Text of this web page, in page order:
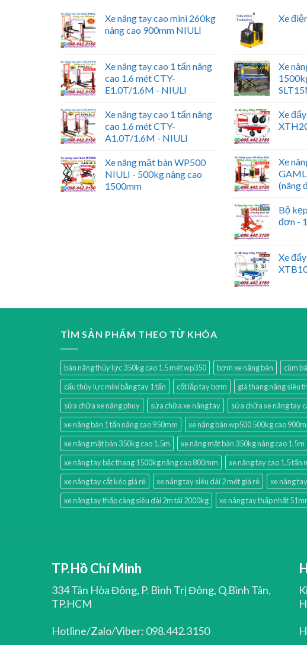
Xe nâng tay cao mini 260kg
nâng cao 900mm NIULI
Xe nâng tay cao 1 tấn nâng
cao 1.6 mét CTY-
E1.0T/1.6M - NIULI
Xe nâng tay cao 1 tấn nâng
cao 1.6 mét CTY-
A1.0T/1.6M - NIULI
Xe nâng mặt bàn WP500
NIULI - 500kg nâng cao
1500mm
Xe
Xe
Xe
Xe
(nâng
Bộ
đơn -
Xe
TÌM SẢN PHẨM THEO TỪ KHÓA
bàn nâng thủy lực 350kg cao 1.5 mét wp350 bơm xe nâng bàn cùm
cẩu thủy lực mini bằng tay 1 tấn
cốt lắp tay bơm giá thang nâng siêu
sửa chữa xe nâng phuy
sửa chữa xe nâng tay sửa chữa xe nâng tay
xe nâng bàn 1 tấn nâng cao 950mm
xe nâng bàn wp500 500kg cao
xe nâng mặt bàn 350kg cao 1.5m
xe nâng mặt bàn 350kg nâng cao 1.5m
xe nâng tay bậc thang 1500kg nâng cao 800mm
xe nâng tay cao 1.5 tấn
xe nâng tay cắt kéo giá rẻ
xe nâng tay siêu dài 2 mét giá rẻ xe nâng
xe nâng tay thấp càng siêu dài 2m tải 2000kg
xe nâng tay thấp nhất
TP.Hồ Chí Minh
334 Tân Hòa Đông, P. Bình Trị Đông, Q.Bình Tân,
TP.HCM
Hotline/Zalo/Viber: 098.442.3150